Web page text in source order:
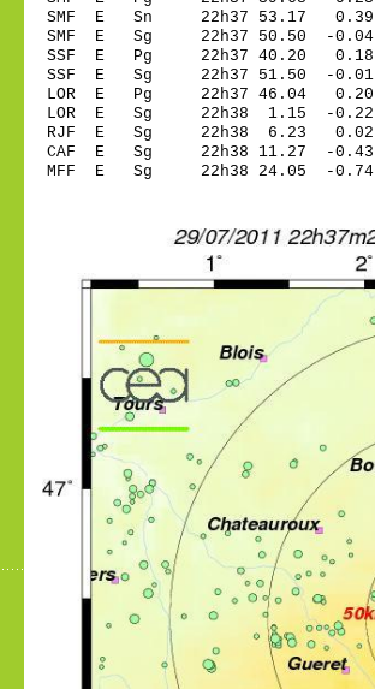
SMF E Sn 22h37 53.17
SMF E Sg 22h37 50.50 -
SSF E Pg 22h37 40.20
SSF E Sg 22h37 51.50 -
LOR E Pg 22h37 46.04 0.20
LOR E Sg 22h38 1.15 -
RJF E Sg 22h38 6.23 0.02
CAF E Sg 22h38 11.27 -
MFF E Sg 22h38 24.05 -